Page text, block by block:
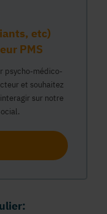
etc)
PMS
psycho-médico-
et souhaitez
sur notre